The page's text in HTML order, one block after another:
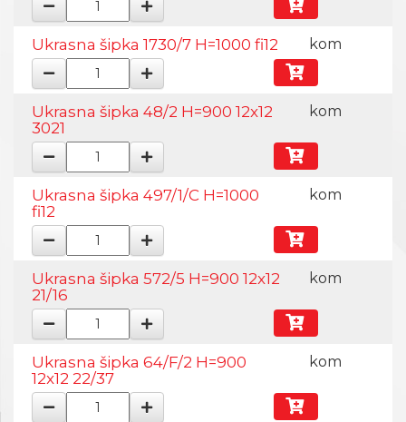
Ukrasna šipka 1730/7 H=1000 fi12 kom
Ukrasna šipka 48/2 H=900 12x12
3021
kom
Ukrasna šipka 497/1/C H=1000
fi12
kom
Ukrasna šipka 572/5 H=900 12x12
21/16
kom
Ukrasna šipka 64/F/2 H=900
12x12 22/37
kom